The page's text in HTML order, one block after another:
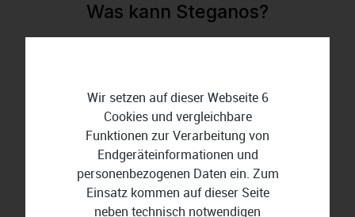
Was kann Steganos?
Erstellen Sie vielfältige und unknackbare
Passwortkombinationen mit demSteganos Passwort-
Manager 22.
Passwörter verwalten
Wir setzen auf dieser Webseite 6
Cookies und vergleichbare
Funktionen zur Verarbeitung von
Endgeräteinformationen und
personenbezogenen Daten ein. Zum
Einsatz kommen auf dieser Seite
neben technisch notwendigen